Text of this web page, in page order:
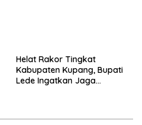
Helat Rakor Tingkat
Kabupaten Kupang, Bupati
Lede Ingatkan Jaga